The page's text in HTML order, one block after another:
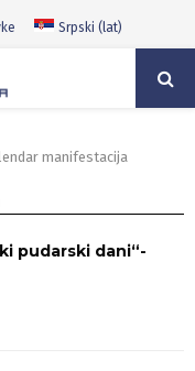
Srpski (lat)
manifestacija
pudarski dani“-